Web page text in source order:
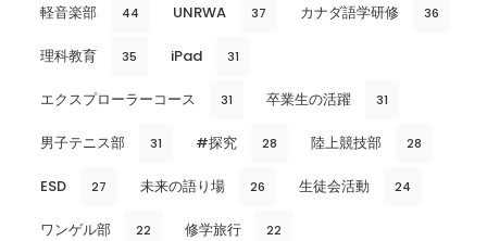
軽音楽部 44 UNRWA 37 カナダ語学研修 36
理科教育 35 iPad 31
エクスプローラーコース 31 卒業生の活躍 31
男子テニス部 31 #探究 28 陸上競技部 28
ESD 27 未来の語り場 26 生徒会活動 24
ワンゲル部 22 修学旅行 22